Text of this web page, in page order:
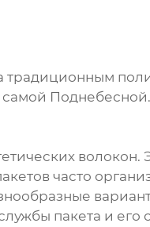
традиционным
самой
волокон.
часто
пакета и его